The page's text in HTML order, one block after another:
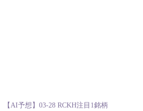
【AI予想】03-28 RCKH注目1銘柄